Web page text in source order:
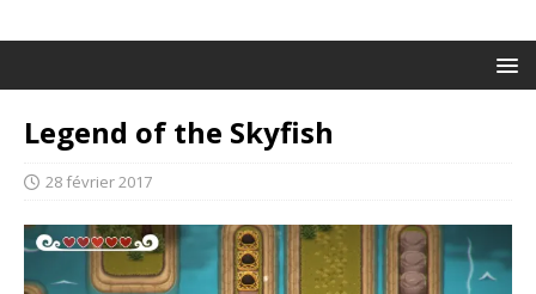
Legend of the Skyfish
28 février 2017